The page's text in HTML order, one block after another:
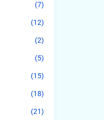
(7)
(12)
(2)
(5)
(15)
(18)
(21)